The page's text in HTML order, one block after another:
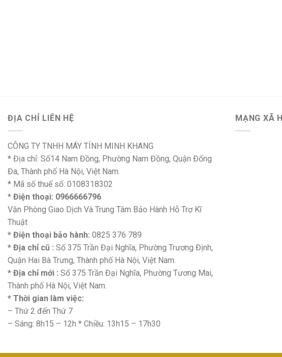
ĐỊA CHỈ LIÊN HỆ
CÔNG TY TNHH MÁY TÍNH MINH KHANG
* Địa chỉ: Số14 Nam Đồng, Phường Nam Đồng, Quận Đống
Đa, Thành phố Hà Nội, Việt Nam.
* Mã số thuế số: 0108318302
* Điện thoại: 0966666796
Văn Phòng Giao Dịch Và Trung Tâm Bảo Hành Hỗ Trợ Kĩ
Thuật
* Điện thoại bảo hành: 0825 376 789
* Địa chỉ cũ : Số 375 Trần Đại Nghĩa, Phường Trương Định,
Quận Hai Bà Trưng, Thành phố Hà Nội, Việt Nam.
* Địa chỉ mới : Số 375 Trần Đại Nghĩa, Phường Tương Mai,
Thành phố Hà Nội, Việt Nam.
* Thời gian làm việc:
– Thứ 2 đến Thứ 7
– Sáng: 8h15 – 12h * Chiều: 13h15 – 17h30
MẠNG XÃ